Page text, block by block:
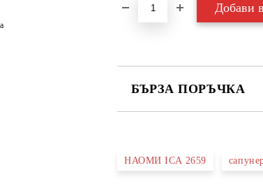
БЪРЗА ПОРЪЧКА
НАОМИ ICA 2659